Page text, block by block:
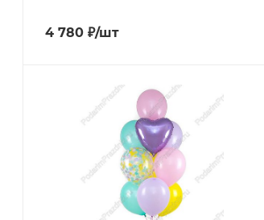
4 780 ₽/шт